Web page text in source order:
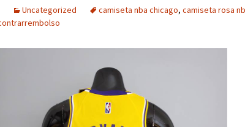
Uncategorized camiseta nba chicago, camiseta rosa